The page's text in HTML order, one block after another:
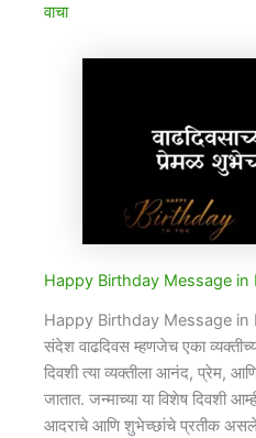
वाचा
Happy Birthday Message in
Happy Birthday Message in
संदेश वाढदिवस म्हणजेच एका
दिवशी त्या व्यक्तीला आनंद, प्रेम,
जातात. जन्माच्या या विशेष दिवशी
आदराचे आणि शुभेच्छांचे प्रतीक